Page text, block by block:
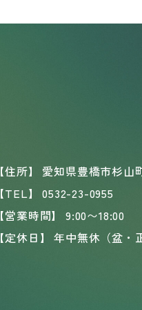
【住所】
愛知県豊橋市杉山
【TEL】
0532-23-0955
【営業時間】
9:00〜18:00
【定休日】
年中無休（盆・